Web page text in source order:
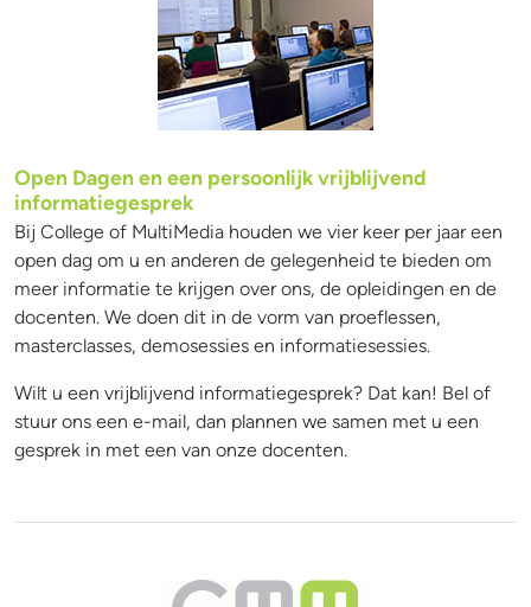
Open Dagen en een persoonlijk vrijblijvend
informatiegesprek
Bij College of MultiMedia houden we vier keer per jaar een
open dag om u en anderen de gelegenheid te bieden om
meer informatie te krijgen over ons, de opleidingen en de
docenten. We doen dit in de vorm van proeflessen,
masterclasses, demosessies en informatiesessies.
Wilt u een vrijblijvend informatiegesprek? Dat kan! Bel of
stuur ons een e-mail, dan plannen we samen met u een
gesprek in met een van onze docenten.